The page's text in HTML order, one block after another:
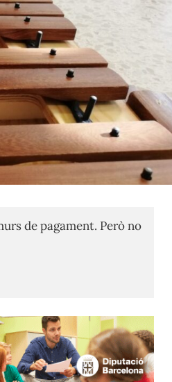
de pagament. Però no